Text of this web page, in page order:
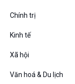
Podcast
Chính trị
Kinh tế
Xã hội
Văn hoá & Du lịch